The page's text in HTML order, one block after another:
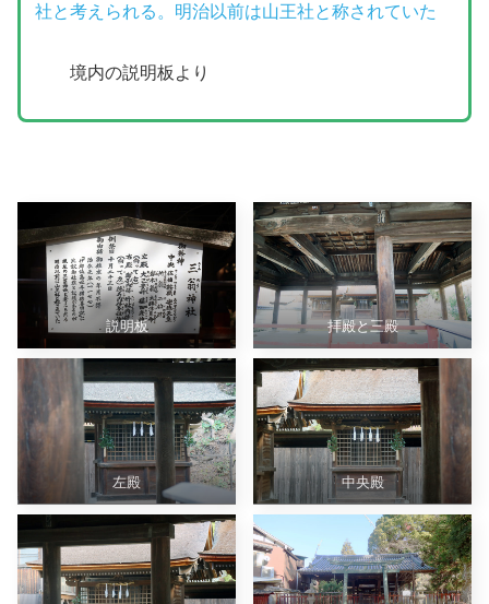
社と考えられる。明治以前は山王社と称されていた
境内の説明板より
説明板 拝殿と三殿
左殿 中央殿